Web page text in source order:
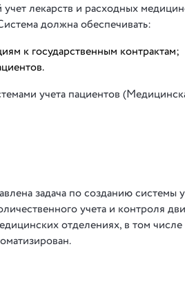
лекарств и расходных
должна обеспечивать:
к государственным контрактам;
учета пациентов
задача по созданию системы
учета и контроля
отделениях, в том